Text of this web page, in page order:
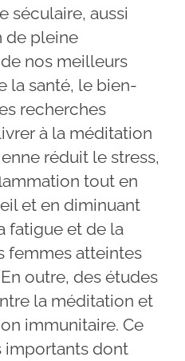
séculaire, aussi
de pleine
nos meilleurs
la santé, le bien-
recherches
à la méditation
réduit le stress,
tout en
et en diminuant
fatigue et de la
femmes atteintes
outre, des études
la méditation et
immunitaire. Ce
importants dont